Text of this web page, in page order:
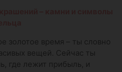
золотое время – ты словно
вещей. Сейчас ты
где лежит прибыль, и